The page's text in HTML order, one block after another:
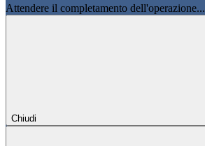
Attendere il completamento dell'operazione...
Chiudi